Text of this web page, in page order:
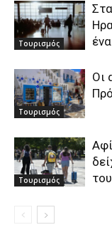
Τουρισμός
Τουρισμός
Οι
Τουρισμός